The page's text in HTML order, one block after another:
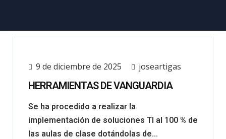
9 de diciembre de 2025 joseartigas
HERRAMIENTAS DE VANGUARDIA
Se ha procedido a realizar la
implementación de soluciones TI al 100 % de
las aulas de clase dotándolas de...